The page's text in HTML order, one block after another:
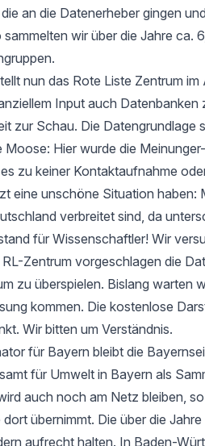
an die Datenerheber gingen
wir über die Jahre ca.
nun das Rote Liste Zentrum
Input auch
zur Schau. Die Datengrundlage
Moose: Hier wurde die
zu keiner Kontaktaufnahme
eine unschöne Situation haben:
verbreitet sind, da
für Wissenschaftler! Wir
Zentrum vorgeschlagen die
zu überspielen. Bislang warten
kommen. Die kostenlose
Wir bitten um Verständnis.
für Bayern bleibt die
für Umwelt in Bayern als
auch noch am Netz bleiben,
übernimmt. Die über die
aufrecht halten. In Baden-